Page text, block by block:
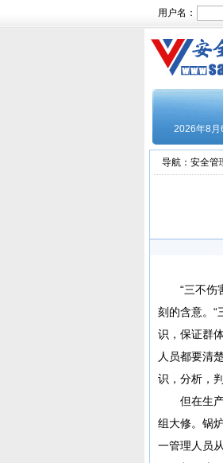
用户名：
导航： 安全管
“三不伤害
刻的含意。“
识，保证群
人员都要清
识，分析，
但在生产
组大修。锅
一管理人员